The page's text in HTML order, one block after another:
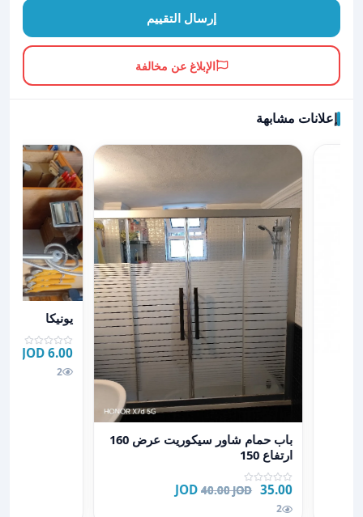
إرسال التقييم
الإبلاغ عن مخالفة
إعلانات مشابهة
عرض تفاصيل باب حمام شاور سيكوريت عرض 160 ارتفاع 150
باب حمام شاور سيكوريت عرض 160
ارتفاع 150
35.00 JOD
40.00 JOD
2
عرض تفاصيل
يونيكا
6.00 JOD
2